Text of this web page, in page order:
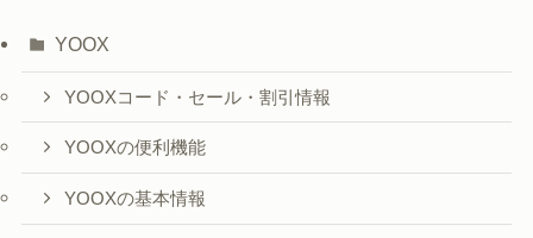
YOOX
YOOXコード・セール・割引情報
YOOXの便利機能
YOOXの基本情報